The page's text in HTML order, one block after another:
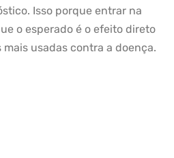
Isso porque entrar na
o esperado é o efeito direto
usadas contra a doença.